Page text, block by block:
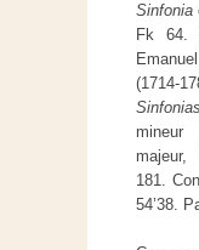
Sinfonia
Fk 64.
Sinfonias
181.
54’38.